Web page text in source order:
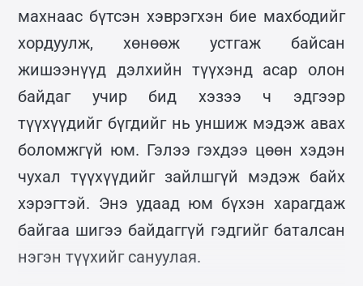
махнаас бүтсэн хэврэгхэн бие махбодийг
хордуулж, хөнөөж устгаж байсан
жишээнүүд дэлхийн түүхэнд асар олон
байдаг учир бид хэзээ ч эдгээр
түүхүүдийг бүгдийг нь уншиж мэдэж авах
боломжгүй юм. Гэлээ гэхдээ цөөн хэдэн
чухал түүхүүдийг зайлшгүй мэдэж байх
хэрэгтэй. Энэ удаад юм бүхэн харагдаж
байгаа шигээ байдаггүй гэдгийг баталсан
нэгэн түүхийг сануулая.